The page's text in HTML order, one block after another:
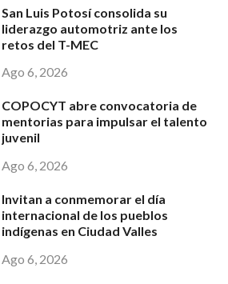
San Luis Potosí consolida su
liderazgo automotriz ante los
retos del T-MEC
Ago 6, 2026
COPOCYT abre convocatoria de
mentorias para impulsar el talento
juvenil
Ago 6, 2026
Invitan a conmemorar el día
internacional de los pueblos
indígenas en Ciudad Valles
Ago 6, 2026